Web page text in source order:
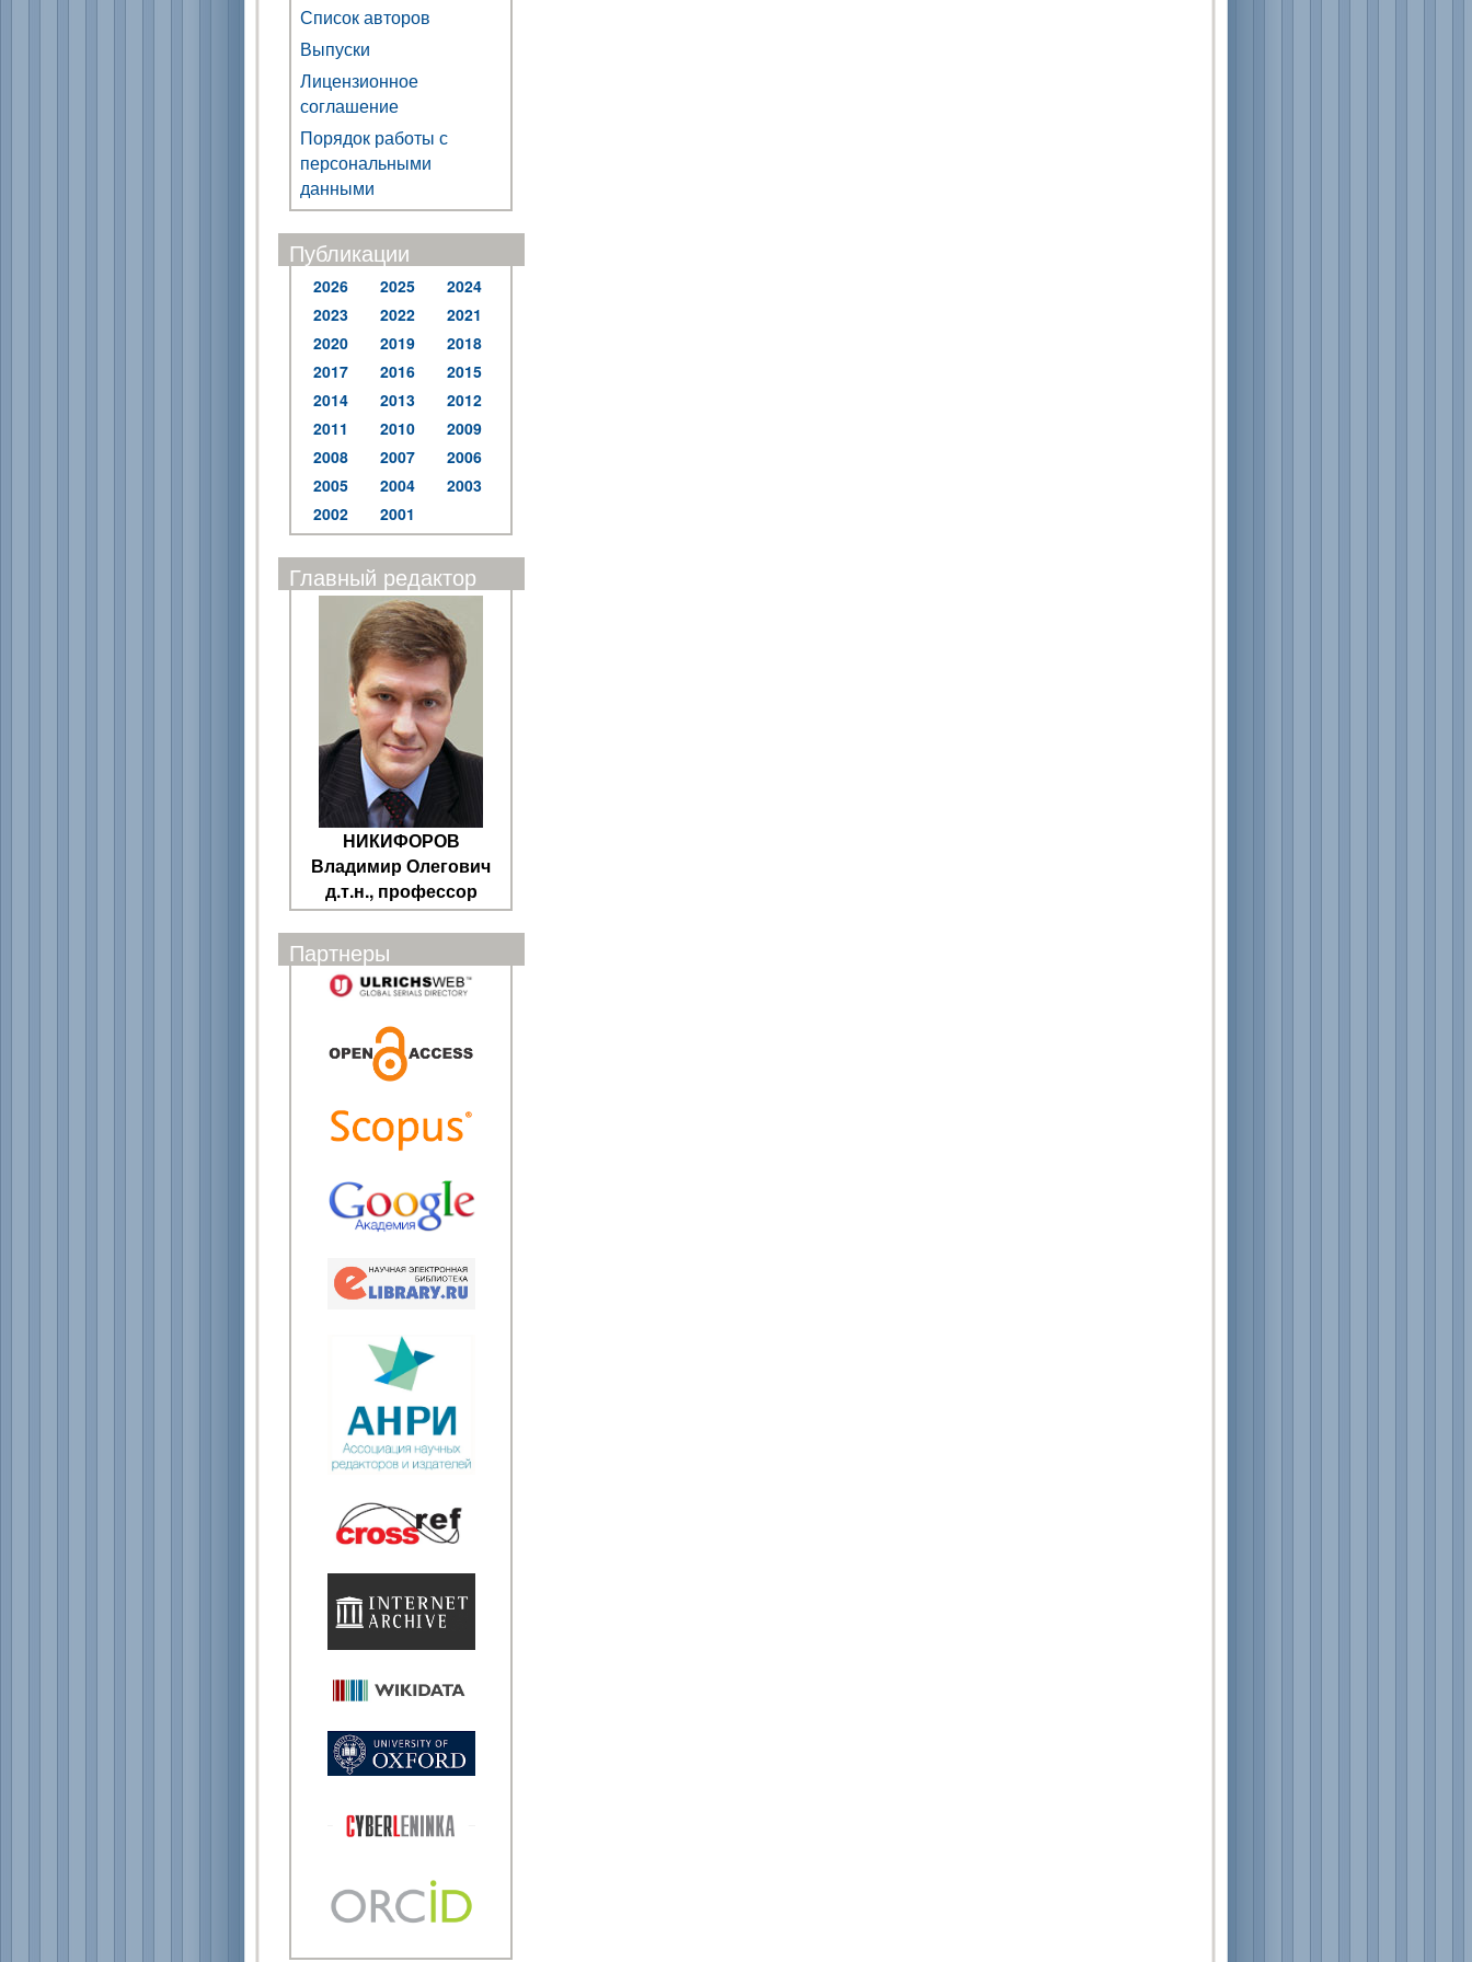
Список авторов
Выпуски
Лицензионное
соглашение
Порядок работы с
персональными
данными
Публикации
2026 2025
2024
2023
2022
2021
2020
2019
2018
2017
2016
2015
2014
2013
2012
2011
2010
2009
2008
2007
2006
2005
2004
2003
2002
2001
Главный редактор
НИКИФОРОВ
Владимир Олегович
д.т.н., профессор
Партнеры